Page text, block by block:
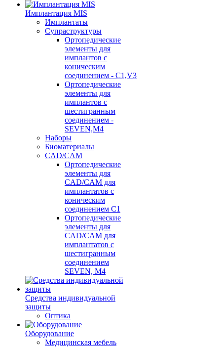
Имплантация MIS
Имплантаты
Супраструктуры
Ортопедические
элементы для
имплантов с
коническим
соединением - C1,V3
Ортопедические
элементы для
имплантов с
шестигранным
соединением -
SEVEN,M4
Наборы
Биоматериалы
CAD/CAM
Ортопедические
элементы для
CAD/CAM для
имплантатов с
коническим
соединением С1
Ортопедические
элементы для
CAD/CAM для
имплантатов с
шестигранным
соединением
SEVEN, М4
Средства индивидуальной
защиты
Оптика
Оборудование
Медицинская мебель